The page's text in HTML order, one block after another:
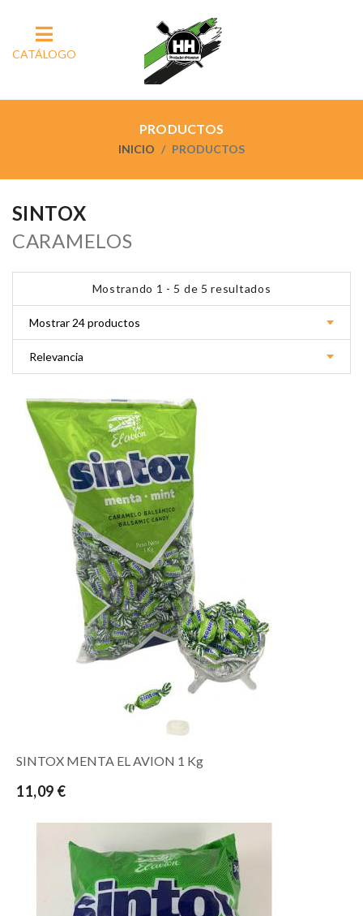
CATÁLOGO
PRODUCTOS
INICIO PRODUCTOS
SINTOX
CARAMELOS
Mostrando 1 - 5 de 5 resultados
SINTOX MENTA EL AVION 1 Kg
11,09 €